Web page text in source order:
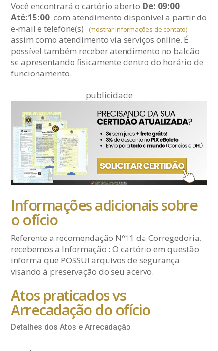
Você encontrará o cartório aberto De: 09:00
Até:15:00 com atendimento disponível a partir do
e-maile telefone(s) (mostrar informações de contato)
assim como atendimento via serviços online. É
possível também receber atendimento no balcão
se apresentando fisicamente dentro do horário de
funcionamento.
publicidade
Informações adicionais sobre
o ofício
Referente a recomendação Nº11 da Corregedoria,
recebemos a Informação : O cartório em questão
informa que POSSUI arquivos de segurança
visando à preservação do seu acervo.
Atos praticados vs
Arrecadação do ofício
Detalhes dos Atos e Arrecadação